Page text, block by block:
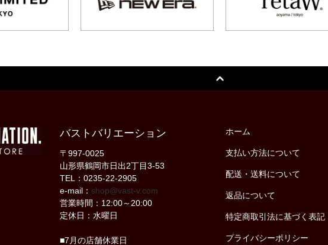
バストバリエーション
〒997-0025
山形県鶴岡市日出2丁目3-53
TEL：0235-22-2905
e-mail： shop@vast-v.com
営業時間：12:00～20:00
定休日：水曜日
■7月の店舗休業日
ホーム
支払い方法について
配送・送料について
返品について
特定商取引法に基づく表記
プライバシーポリシー